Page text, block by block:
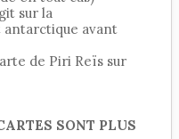
sur la
antarctique avant
de Piri Reïs sur
SONT PLUS